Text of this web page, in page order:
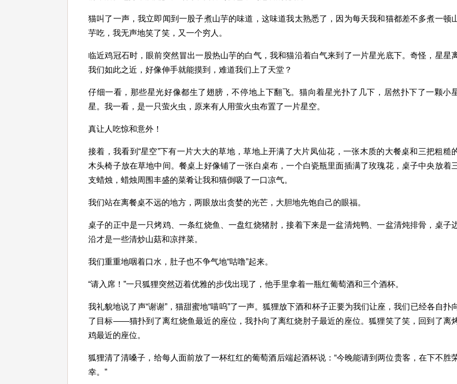
猫叫了一声，我立即闻到一股子煮山芋的味道，这味道我太熟悉了，因为每天我和猫都差不多煮一顿
芋吃，我无声地笑了笑，又一个穷人。
临近鸡冠石时，眼前突然冒出一股热山芋的白气，我和猫沿着白气来到了一片星光底下。奇怪，星星
我们如此之近，好像伸手就能摸到，难道我们上了天堂？
仔细一看，那些星光好像都生了翅膀，不停地上下翻飞。猫向着星光扑了几下，居然扑下了一颗小
星。我一看，是一只萤火虫，原来有人用萤火虫布置了一片星空。
真让人吃惊和意外！
接着，我看到“星空”下有一片大大的草地，草地上开满了大片凤仙花，一张木质的大餐桌和三把粗糙
木头椅子放在草地中间。餐桌上好像铺了一张白桌布，一个白瓷瓶里面插满了玫瑰花，桌子中央放着
支蜡烛，蜡烛周围丰盛的菜肴让我和猫倒吸了一口凉气。
我们站在离餐桌不远的地方，两眼放出贪婪的光芒，大胆地先饱自己的眼福。
桌子的正中是一只烤鸡、一条红烧鱼、一盘红烧猪肘，接着下来是一盆清炖鸭、一盆清炖排骨，桌子
沿才是一些清炒山菇和凉拌菜。
我们重重地咽着口水，肚子也不争气地“咕噜”起来。
“请入席！”一只狐狸突然迈着优雅的步伐出现了，他手里拿着一瓶红葡萄酒和三个酒杯。
我礼貌地说了声“谢谢”，猫甜蜜地“喵呜”了一声。狐狸放下酒和杯子正要为我们让座，我们已经各自扑
了目标——猫扑到了离红烧鱼最近的座位，我扑向了离红烧肘子最近的座位。狐狸笑了笑，回到了离
鸡最近的座位。
狐狸清了清嗓子，给每人面前放了一杯红红的葡萄酒后端起酒杯说：“今晚能请到两位贵客，在下不胜
幸。”